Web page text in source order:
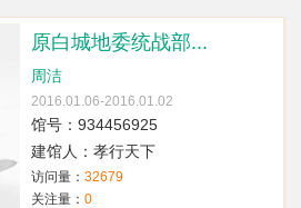
原白城地委统战部...
周洁
2016.01.06-2016.01.02
馆号：934456925
建馆人：孝行天下
访问量： 32679
关注量： 0